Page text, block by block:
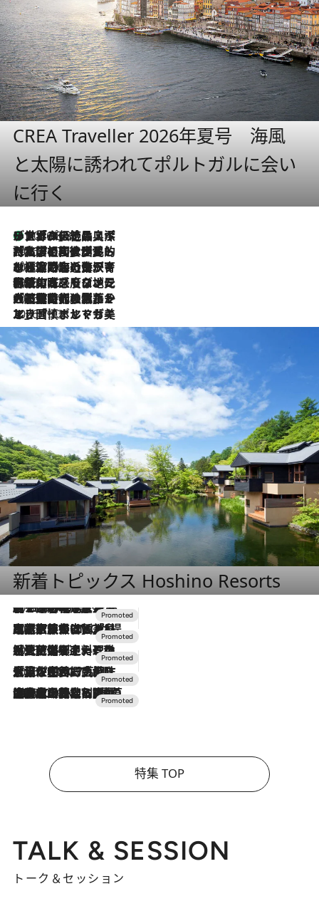
CREA Traveller 2026年夏号 海風
と太陽に誘われてポルトガルに会い
に行く
2026.8.8
リスボンの絶品スイーツ「パステル・デ・ナタ」とは？ポルトガル伝統の奥深い世界へ
2026.7.27
「私の祖国はポルトガル語です」国民的詩人フェルナンド・ペソアと、彼が愛した文学の街を歩く
2026.7.26
ポルトガル近海が育む極上の海の幸。キリリと冷えた白ワインと愉しむ、シーフード専門店の贅沢
2026.7.22
伝統の味をモダンに昇華。高感度な地元客が集う、リスボンの最旬ガストロノミー
2026.7.21
大航海時代の栄華から、震災、独裁、そして革命へ。ポルトガル・首都リスボンの石畳に刻まれた「歴史の光と影」
2026.7.13
エッセイ・ヤマザキマリ「慎ましくも美しき国 ポルトガル」
新着トピックス Hoshino Resorts
2026.8.7
【トンボの足水浴】ヒノキの香りに包まれて涼感マックス！約13℃の湧水かけ流しを避暑地「星野温泉 トンボの湯」で体験
2026.7.31
【ホテル帰省】という選択肢をOMOが提案。家族とほどよい距離を保つには「昼は実家、夜は気兼ねなくホテルで！」
2026.7.24
【夏限定ディナーコース】旬を迎える稚鮎や花ズッキーニなどをイタリア・トスカーナの郷土料理の手法で満喫！
2026.7.17
「土佐和ハーブかき氷」がOMO7高知に登場！生姜、山椒、大葉など目にも舌にも涼を呼ぶ郷土の味
2026.7.10
NEW OPEN！【界 草津】名湯の地に誕生。趣の異なる2種の温泉と上州ならではの会席・蕎麦割烹など美食を味わう究極の癒やし旅
特集 TOP
TALK & SESSION
トーク＆セッション